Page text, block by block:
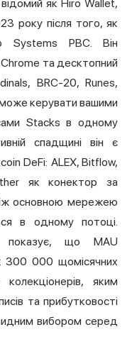
як Hiro Wallet,
року після того, як
Systems PBC. Він
та десктопний
BRC-20, Runes,
керувати вашими
Stacks в одному
спадщині він є
DeFi: ALEX, Bitflow,
як конектор за
основною мережею
в одному потоці.
показує, що MAU
300 000 щомісячних
яким
та прибутковості
вибором серед